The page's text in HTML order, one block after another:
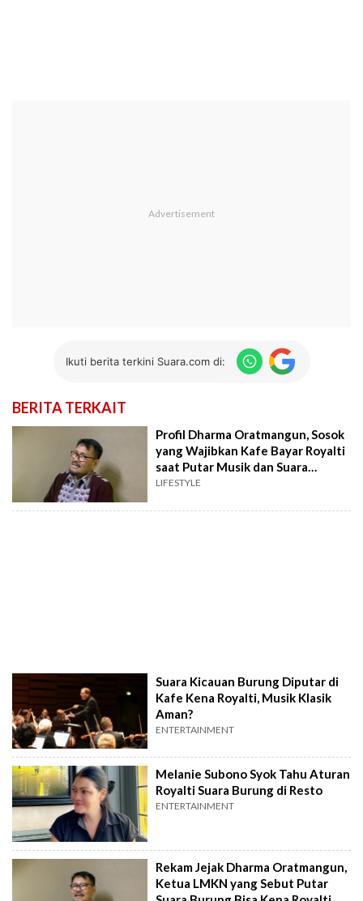
Ikuti berita terkini Suara.com di:
BERITA TERKAIT
Profil Dharma Oratmangun, Sosok
yang Wajibkan Kafe Bayar Royalti
saat Putar Musik dan Suara
Burung
LIFESTYLE
Suara Kicauan Burung Diputar di
Kafe Kena Royalti, Musik Klasik
Aman?
ENTERTAINMENT
Melanie Subono Syok Tahu Aturan
Royalti Suara Burung di Resto
ENTERTAINMENT
Rekam Jejak Dharma Oratmangun,
Ketua LMKN yang Sebut Putar